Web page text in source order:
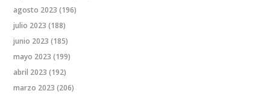
agosto 2023 (196)
julio 2023 (188)
junio 2023 (185)
mayo 2023 (199)
abril 2023 (192)
marzo 2023 (206)